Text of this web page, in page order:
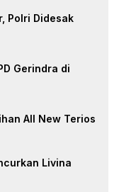
Polri Didesak
Gerindra di
All New Terios
Livina